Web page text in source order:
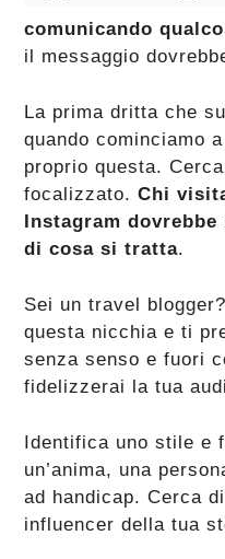
comunicando
il messaggio
La prima dritta che
quando cominciamo
proprio questa.
focalizzato.Chi
Instagram
di cosa si tratta.
Sei un travel
questa nicchia e ti
senza senso e fuori
fidelizzerai la tua
Identifica uno stile e
un’anima, una
ad handicap. Cerca
influencer della tua